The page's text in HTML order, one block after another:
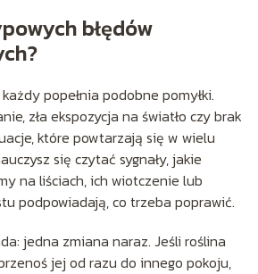
błędów
popełnia podobne pomyłki.
zła ekspozycja na światło czy brak
które powtarzają się w wielu
się czytać sygnały, jakie
na liściach, ich wiotczenie lub
podpowiadają, co trzeba poprawić.
jedna zmiana naraz. Jeśli roślina
jej od razu do innego pokoju,